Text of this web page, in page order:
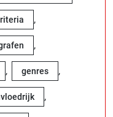
,
,
, genres ,
,